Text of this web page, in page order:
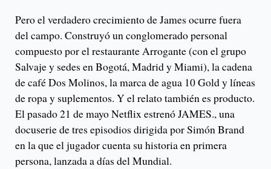
Pero el verdadero crecimiento de James ocurre fuera
del campo. Construyó un conglomerado personal
compuesto por el restaurante Arrogante (con el grupo
Salvaje y sedes en Bogotá, Madrid y Miami), la cadena
de café Dos Molinos, la marca de agua 10 Gold y líneas
de ropa y suplementos. Y el relato también es producto.
El pasado 21 de mayo Netflix estrenó JAMES., una
docuserie de tres episodios dirigida por Simón Brand
en la que el jugador cuenta su historia en primera
persona, lanzada a días del Mundial.